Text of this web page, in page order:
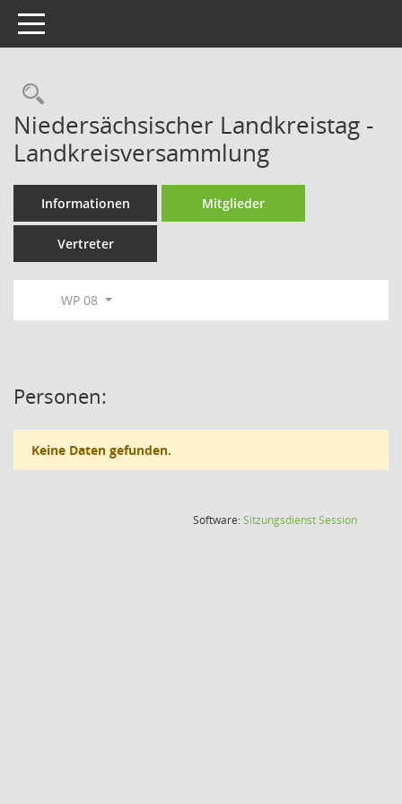
Toggle navigation
Rechercheauswahl
Niedersächsischer Landkreistag -
Landkreisversammlung
Informationen Mitglieder
Vertreter
WP 08
Personen:
Keine Daten gefunden.
Software:SitzungsdienstSession(Wird in